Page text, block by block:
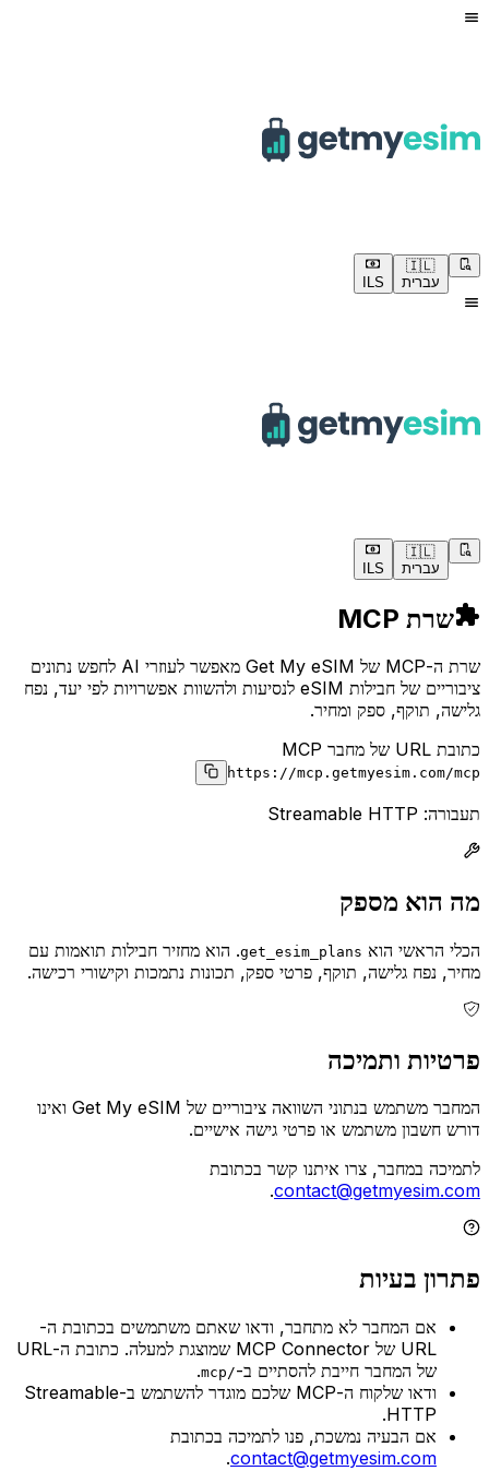
🇮🇱
עברית
ILS
🇮🇱
עברית
ILS
שרת MCP
שרת ה-MCP של Get My eSIM מאפשר לעוזרי AI לחפש נתונים
ציבוריים של חבילות eSIM לנסיעות ולהשוות אפשרויות לפי יעד, נפח
גלישה, תוקף, ספק ומחיר.
כתובת URL של מחבר MCP
https://mcp.getmyesim.com/mcp
תעבורה: Streamable HTTP
מה הוא מספק
הכלי הראשי הוא get_esim_plans
. הוא מחזיר חבילות תואמות עם
מחיר, נפח גלישה, תוקף, פרטי ספק, תכונות נתמכות וקישורי רכישה.
פרטיות ותמיכה
המחבר משתמש בנתוני השוואה ציבוריים של Get My eSIM ואינו
דורש חשבון משתמש או פרטי גישה אישיים.
לתמיכה במחבר, צרו איתנו קשר בכתובת
contact@getmyesim.com
.
פתרון בעיות
אם המחבר לא מתחבר, ודאו שאתם משתמשים בכתובת ה-
URL של MCP Connector שמוצגת למעלה. כתובת ה-URL
של המחבר חייבת להסתיים ב-/mcp
.
ודאו שלקוח ה-MCP שלכם מוגדר להשתמש ב-Streamable
HTTP.
אם הבעיה נמשכת, פנו לתמיכה בכתובת
contact@getmyesim.com
.